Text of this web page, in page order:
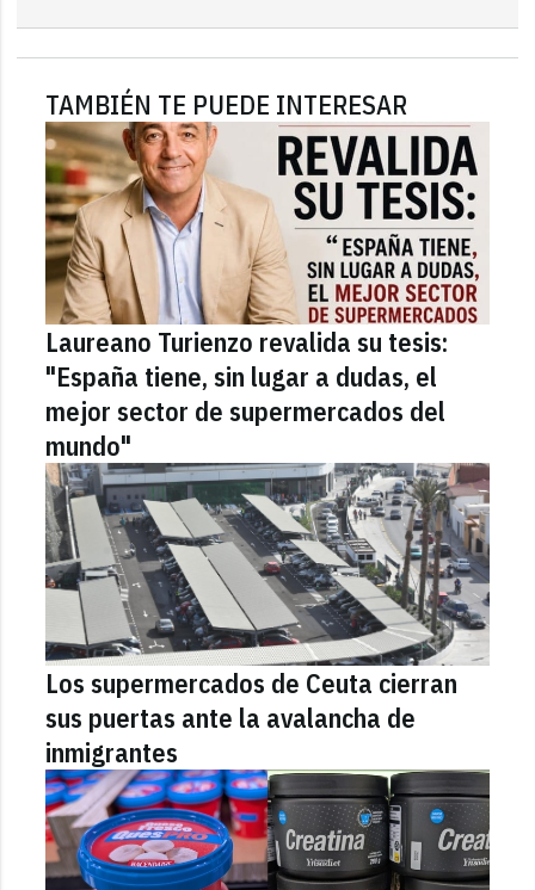
TAMBIÉN TE PUEDE INTERESAR
Laureano Turienzo revalida su tesis:
"España tiene, sin lugar a dudas, el
mejor sector de supermercados del
mundo"
Los supermercados de Ceuta cierran
sus puertas ante la avalancha de
inmigrantes